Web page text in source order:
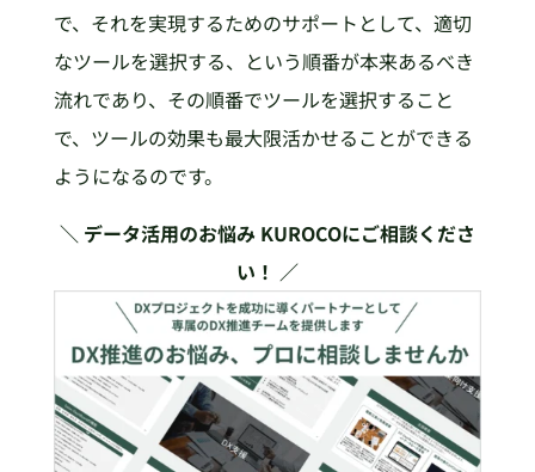
で、それを実現するためのサポートとして、適切
なツールを選択する、という順番が本来あるべき
流れであり、その順番でツールを選択すること
で、ツールの効果も最大限活かせることができる
ようになるのです。
＼ データ活用のお悩み KUROCOにご相談くださ
い！ ／